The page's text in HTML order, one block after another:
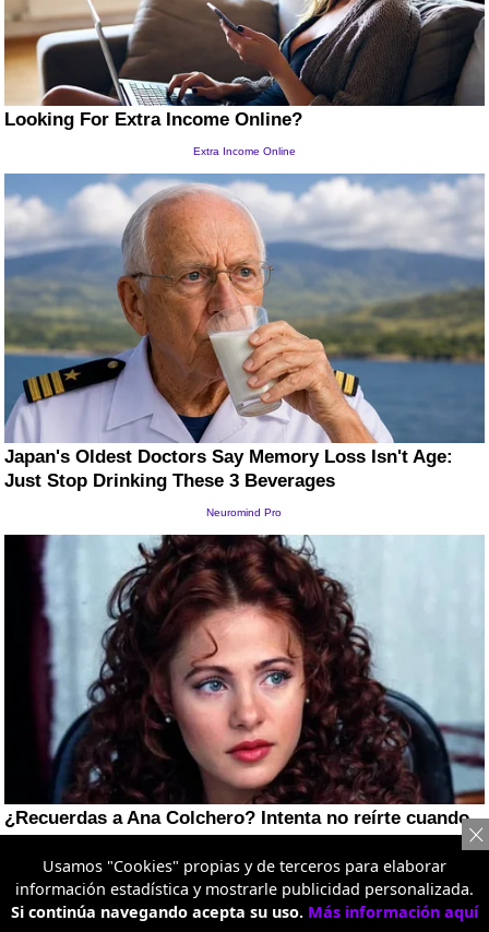
Usamos "Cookies" propias y de terceros para elaborar
información estadística y mostrarle publicidad personalizada.
Si continúa navegando acepta su uso. Más información aquí